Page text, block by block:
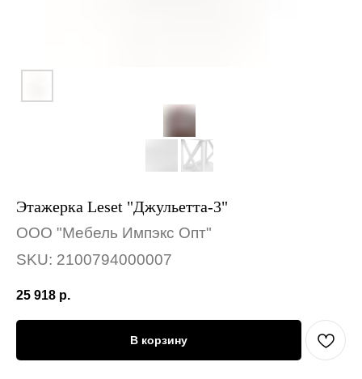
Этажерка Leset "Джульетта-3"
ООО "Мебель Импэкс Опт"
SKU: 2100794000007
25 918 р.
В корзину